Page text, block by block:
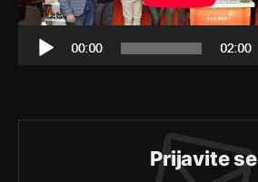
Prijavite se